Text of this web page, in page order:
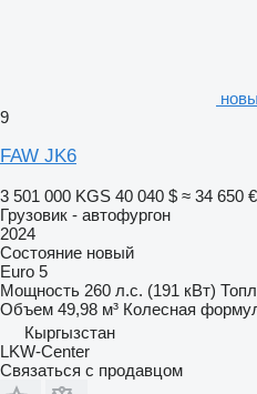
9
FAW JK6
3 501 000 KGS 40 040 $ ≈ 34 650 €
Грузовик - автофургон
2024
Состояние новый
Euro 5
Мощность 260 л.с. (191 кВт)
Объем 49,98 м³ Колесная
Кыргызстан
LKW-Center
Связаться с продавцом